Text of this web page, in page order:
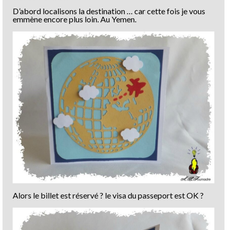
D’abord localisons la destination … car cette fois je vous
emmène encore plus loin. Au Yemen.
Alors le billet est réservé ? le visa du passeport est OK ?